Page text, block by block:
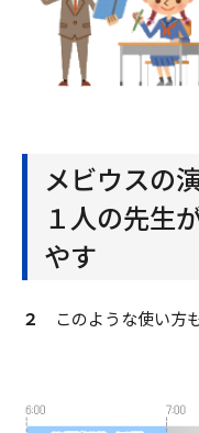
メビウスの
１人の先生
やす
２ このような使い方